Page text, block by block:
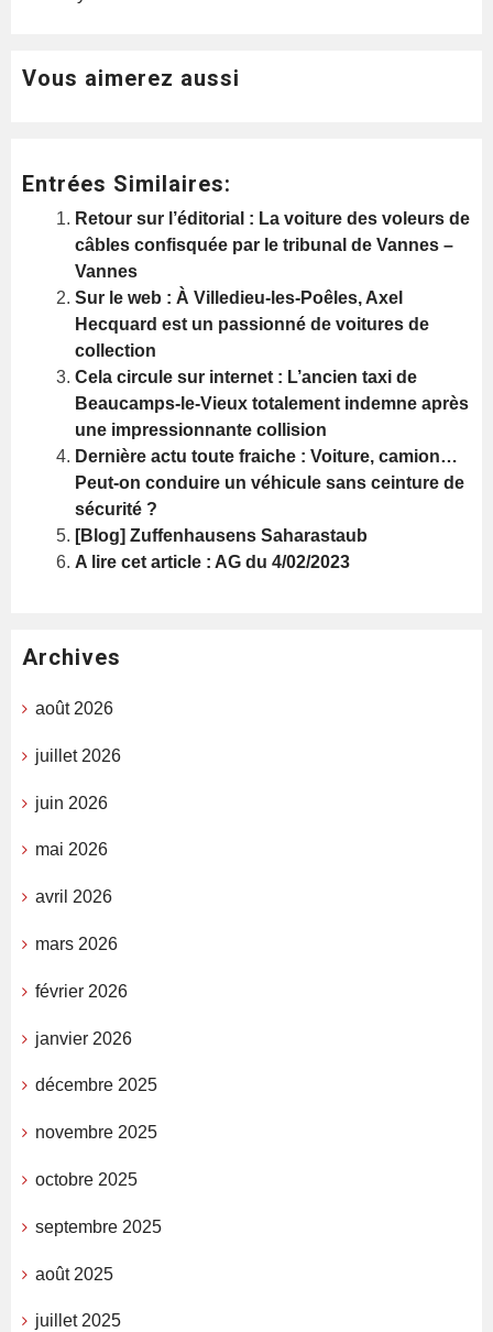
Vous aimerez aussi
Entrées Similaires:
Retour sur l’éditorial : La voiture des voleurs de
câbles confisquée par le tribunal de Vannes –
Vannes
Sur le web : À Villedieu-les-Poêles, Axel
Hecquard est un passionné de voitures de
collection
Cela circule sur internet : L’ancien taxi de
Beaucamps-le-Vieux totalement indemne après
une impressionnante collision
Dernière actu toute fraiche : Voiture, camion…
Peut-on conduire un véhicule sans ceinture de
sécurité ?
[Blog] Zuffenhausens Saharastaub
A lire cet article : AG du 4/02/2023
Archives
août 2026
juillet 2026
juin 2026
mai 2026
avril 2026
mars 2026
février 2026
janvier 2026
décembre 2025
novembre 2025
octobre 2025
septembre 2025
août 2025
juillet 2025